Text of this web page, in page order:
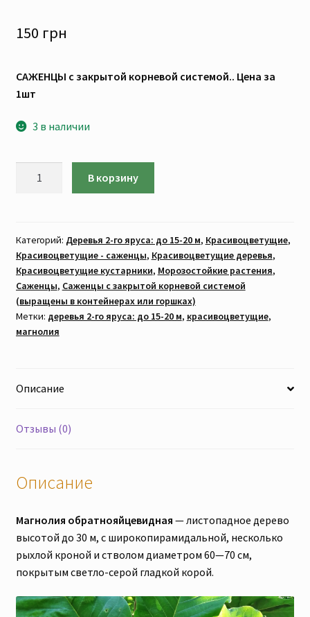
150 грн
САЖЕНЦЫ с закрытой корневой системой.. Цена за
1шт
3 в наличии
(САЖЕНЦЫ.
Цена
за
1шт)
с
закрытой
В корзину
Категорий: Деревья 2-го яруса: до 15-20 м, Красивоцветущие,
Красивоцветущие - саженцы, Красивоцветущие деревья,
Красивоцветущие кустарники, Морозостойкие растения,
Саженцы, Саженцы с закрытой корневой системой
(выращены в контейнерах или горшках)
Метки: деревья 2-го яруса: до 15-20 м, красивоцветущие,
магнолия
Описание
Отзывы (0)
Описание
Магнолия обратнояйцевидная — листопадное дерево
высотой до 30 м, с широкопирамидальной, несколько
рыхлой кроной и стволом диаметром 60—70 см,
покрытым светло-серой гладкой корой.